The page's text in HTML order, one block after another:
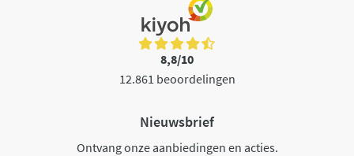
8,8/10
12.861 beoordelingen
Nieuwsbrief
Ontvang onze aanbiedingen en acties.